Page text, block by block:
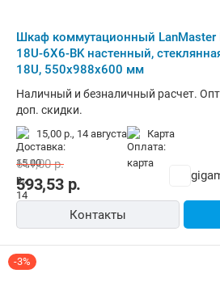
Шкаф коммутационный LanMaster
18U-6X6-BK настенный,
18U, 550x988x600 мм
Наличный и безналичный расчет.
доп. скидки.
15,00 р., 14 августа карта
593,53р.
611,00р.
Контакты
-3%